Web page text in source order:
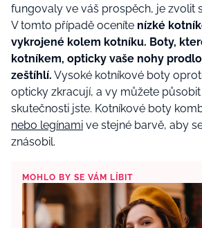
fungovaly ve váš prospěch, je zvolit
V tomto případě oceníte nízké
vykrojené kolem kotníku. Boty,
kotníkem, opticky vaše nohy
zeštíhlí. Vysoké kotníkové boty
opticky zkracují, a vy můžete působit
skutečnosti jste. Kotníkové boty
nebo legínami ve stejné barvě, aby
znásobil.
MOHLO BY SE VÁM LÍBIT